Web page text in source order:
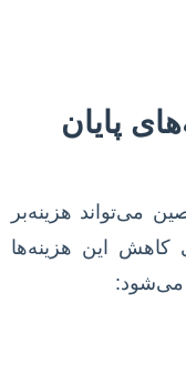
پایان
می‌تواند هزینه‌بر
کاهش این هزینه‌ها
می‌شود: